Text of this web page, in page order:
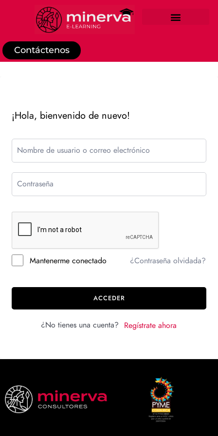
Contáctenos
¡Hola, bienvenido de nuevo!
Mantenerme conectado ¿Contraseña olvidada?
ACCEDER
¿No tienes una cuenta? Regístrate ahora